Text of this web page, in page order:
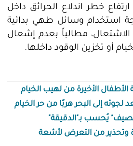
ارتفاع خطر اندلاع الحرائق داخل
استخدام وسائل طهي بدائية
مطالباً بعدم إشعال
أو تخزين الوقود داخلها.
الأخيرة من لهيب الخيام
إلى البحر هربًا من حر الخيام
يُحسب بـ"الدقيقة"
وتحذير من التعرض لأشعة